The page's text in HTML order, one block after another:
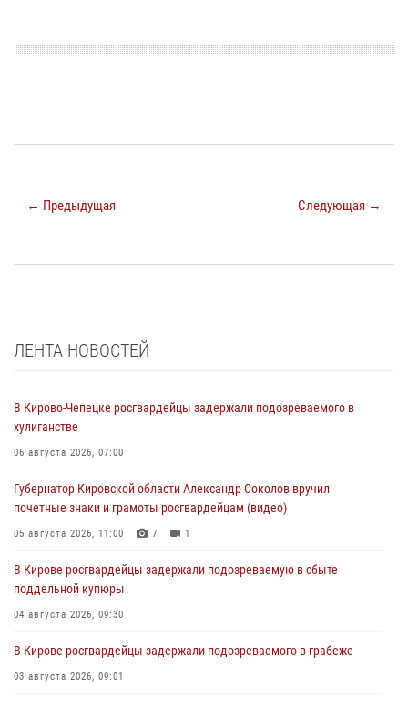
← Предыдущая Следующая →
ЛЕНТА НОВОСТЕЙ
В Кирово-Чепецке росгвардейцы задержали подозреваемого в
хулиганстве
06 августа 2026, 07:00
Губернатор Кировской области Александр Соколов вручил
почетные знаки и грамоты росгвардейцам (видео)
05 августа 2026, 11:00 7 1
В Кирове росгвардейцы задержали подозреваемую в сбыте
поддельной купюры
04 августа 2026, 09:30
В Кирове росгвардейцы задержали подозреваемого в грабеже
03 августа 2026, 09:01